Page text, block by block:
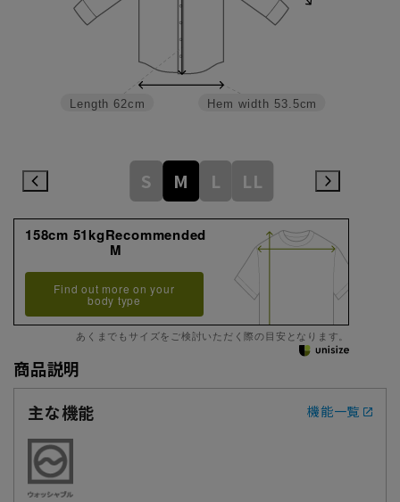
Hem width 53.5cm
Length 62cm
S M L LL
158cm 51kgRecommended
M
Find out more on your
body type
あくまでもサイズをご検討いただく際の目安となります。
商品説明
主な機能
機能一覧